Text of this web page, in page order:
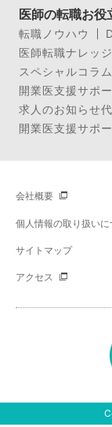
医師の転職お役
転職ノウハウ
医師転職ナレッジ
スペシャルコラム
開業医支援サポ
求人のお知らせ
開業医支援サポ
会社概要
個人情報の取り扱いに
サイトマップ
アクセス